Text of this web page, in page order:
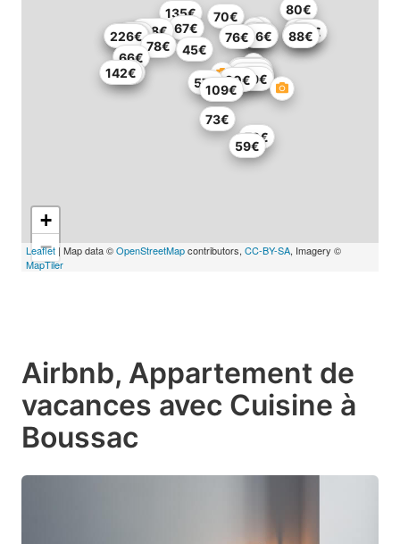
67€
56€
150€
90€
76€
109€
209€
80€
72€
88€
99€
62€
65€
73€
57€
46€
108€
204€
142€
78€
70€
67€
66€
45€
135€
226€
59€
109€
79€
59€
+
−
Leaflet | Map data ©OpenStreetMapcontributors, CC-BY-SA, Imagery ©
MapTiler
Airbnb, Appartement de
vacances avec Cuisine à
Boussac